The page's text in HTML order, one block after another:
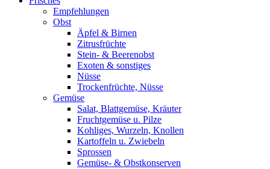
Empfehlungen
Obst
Äpfel & Birnen
Zitrusfrüchte
Stein- & Beerenobst
Exoten & sonstiges
Nüsse
Trockenfrüchte, Nüsse
Gemüse
Salat, Blattgemüse, Kräuter
Fruchtgemüse u. Pilze
Kohliges, Wurzeln, Knollen
Kartoffeln u. Zwiebeln
Sprossen
Gemüse- & Obstkonserven